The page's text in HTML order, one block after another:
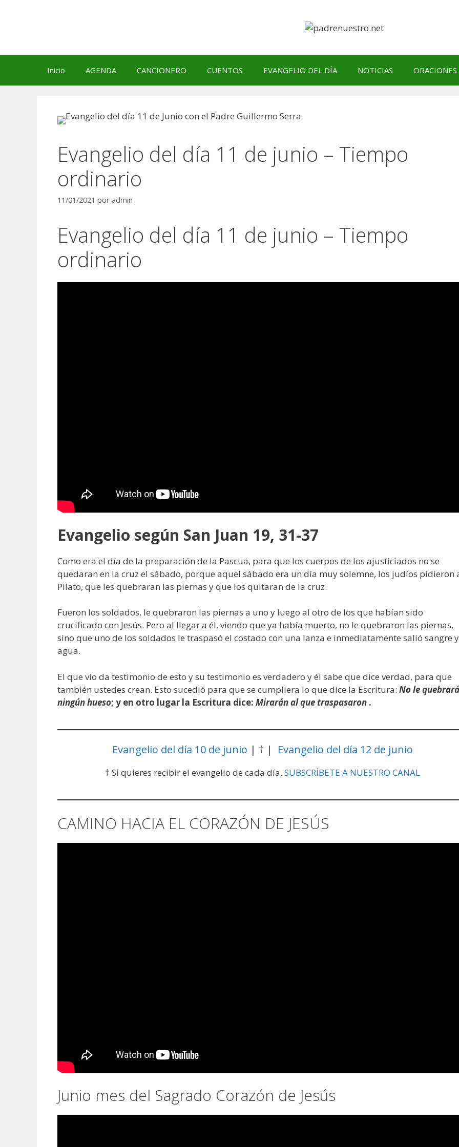
Inicio AGENDA CANCIONERO CUENTOS EVANGELIO DEL DÍA NOTICIAS ORACIONES
Evangelio del día 11 de junio – Tiempo
ordinario
11/01/2021 por admin
Evangelio del día 11 de junio – Tiempo
ordinario
Evangelio según San Juan 19, 31-37
Como era el día de la preparación de la Pascua, para que los cuerpos de los ajusticiados no se
quedaran en la cruz el sábado, porque aquel sábado era un día muy solemne, los judíos pidieron
Pilato, que les quebraran las piernas y que los quitaran de la cruz.
Fueron los soldados, le quebraron las piernas a uno y luego al otro de los que habían sido
crucificado con Jesús. Pero al llegar a él, viendo que ya había muerto, no le quebraron las piernas,
sino que uno de los soldados le traspasó el costado con una lanza e inmediatamente salió sangre y
agua.
El que vio da testimonio de esto y su testimonio es verdadero y él sabe que dice verdad, para que
también ustedes crean. Esto sucedió para que se cumpliera lo que dice la Escritura: No le
ningún hueso; y en otro lugar la Escritura dice: Mirarán al que traspasaron .
Evangelio del día 10 de junio | † | Evangelio del día 12 de junio
† Si quieres recibir el evangelio de cada día, SUBSCRÍBETE A NUESTRO CANAL
CAMINO HACIA EL CORAZÓN DE JESÚS
Junio mes del Sagrado Corazón de Jesús